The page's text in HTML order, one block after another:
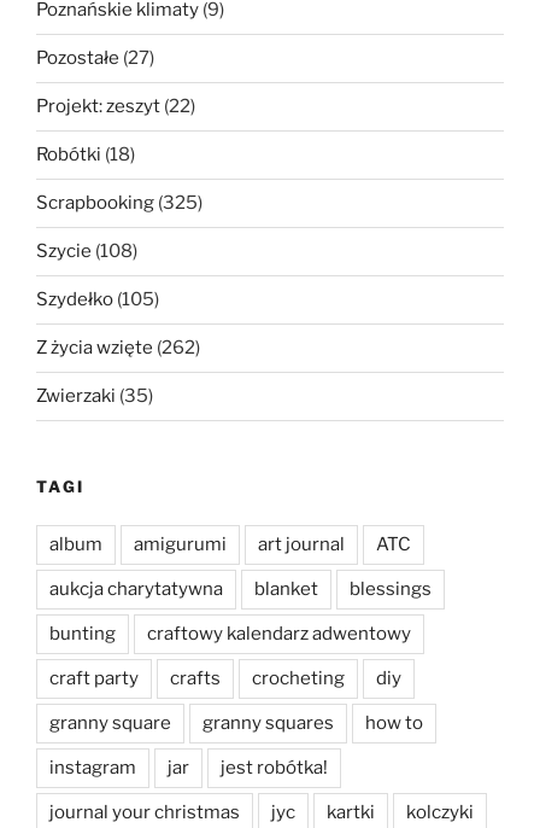
Poznańskie klimaty (9)
Pozostałe (27)
Projekt: zeszyt (22)
Robótki (18)
Scrapbooking (325)
Szycie (108)
Szydełko (105)
Z życia wzięte (262)
Zwierzaki (35)
TAGI
album amigurumi art journal ATC
aukcja charytatywna blanket blessings
bunting craftowy kalendarz adwentowy
craft party crafts crocheting diy
granny square granny squares how to
instagram jar jest robótka!
journal your christmas jyc kartki kolczyki